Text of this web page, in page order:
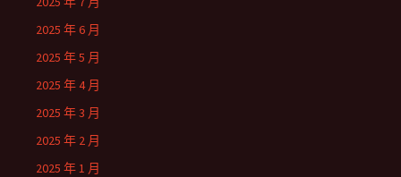
2025 年 6 月
2025 年 5 月
2025 年 4 月
2025 年 3 月
2025 年 2 月
2025 年 1 月